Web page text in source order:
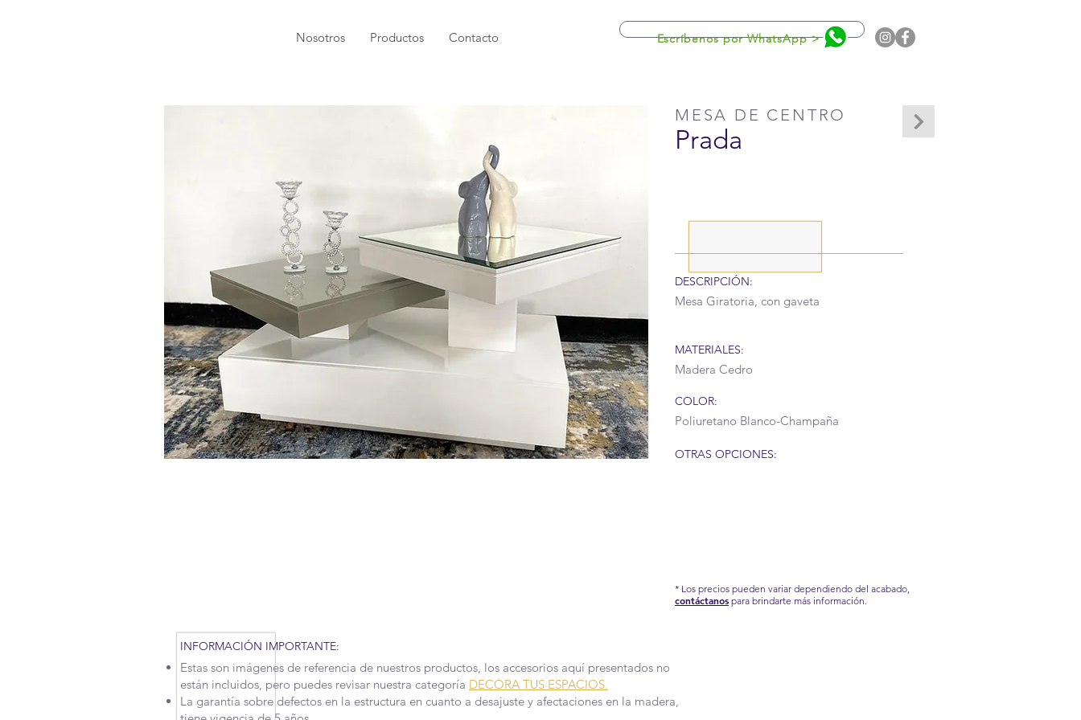
Nosotros Productos Contacto Escríbenos por WhatsApp >
MESA DE CENTRO
Prada
DESCRIPCIÓN:
Mesa Giratoria, con gaveta
MATERIALES:
Madera Cedro
COLOR:
Poliuretano Blanco-Champaña
OTRAS OPCIONES:
* Los precios pueden variar dependiendo del acabado,
contáctanos para brindarte más información.
INFORMACIÓN IMPORTANTE:
Estas son imágenes de referencia de nuestros productos, los accesorios aquí presentados no
están incluidos, pero puedes revisar nuestra categoría DECORA TUS ESPACIOS.
La garantía sobre defectos en la estructura en cuanto a desajuste y afectaciones en la madera,